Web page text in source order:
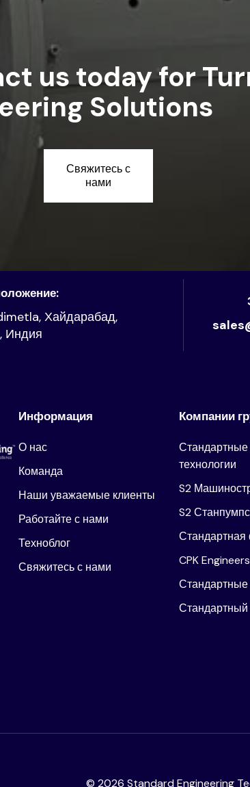
us today for
Solutions
Свяжитесь с
нами
Хайдарабад,
Индия
Информация
О нас
Команда
Наши уважаемые клиенты
Работайте с нами
Техноблог
Свяжитесь с нами
Компании
технологии
S2
S2 Станпумпс
CPK Engineers
Стандартные
Стандартный
© 2026 Standard Engineering